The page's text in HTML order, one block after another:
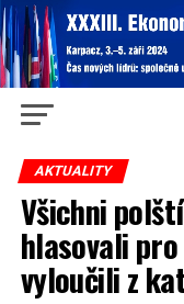
AKTUALITY
Všichni
hlasovali
vyloučili z